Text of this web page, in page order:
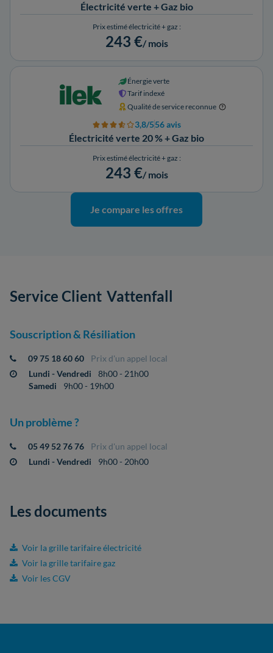
Électricité verte + Gaz bio
Prix estimé électricité + gaz :
243 €/ mois
Électricité verte 20 % + Gaz bio
Énergie verte
Tarif indexé
Qualité de service reconnue
3,8/556 avis
Prix estimé électricité + gaz :
243 €/ mois
Je compare les offres
Vattenfall
Service Client
Souscription & Résiliation
09 75 18 60 60
Prix d'un appel local
Lundi - Vendredi
8h00 - 21h00
Samedi
9h00 - 19h00
Un problème ?
05 49 52 76 76
Prix d'un appel local
Lundi - Vendredi
9h00 - 20h00
Les documents
Voir la grille tarifaire électricité
Voir la grille tarifaire gaz
Voir les CGV